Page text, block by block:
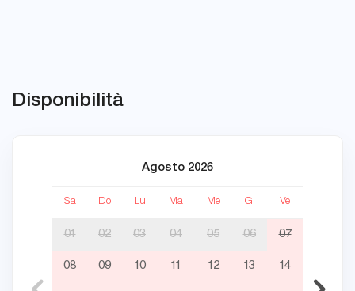
Disponibilità
Agosto 2026
Sa Do Lu Ma Me Gi Ve
01 02 03 04 05 06 07
08 09 10 11 12 13 14